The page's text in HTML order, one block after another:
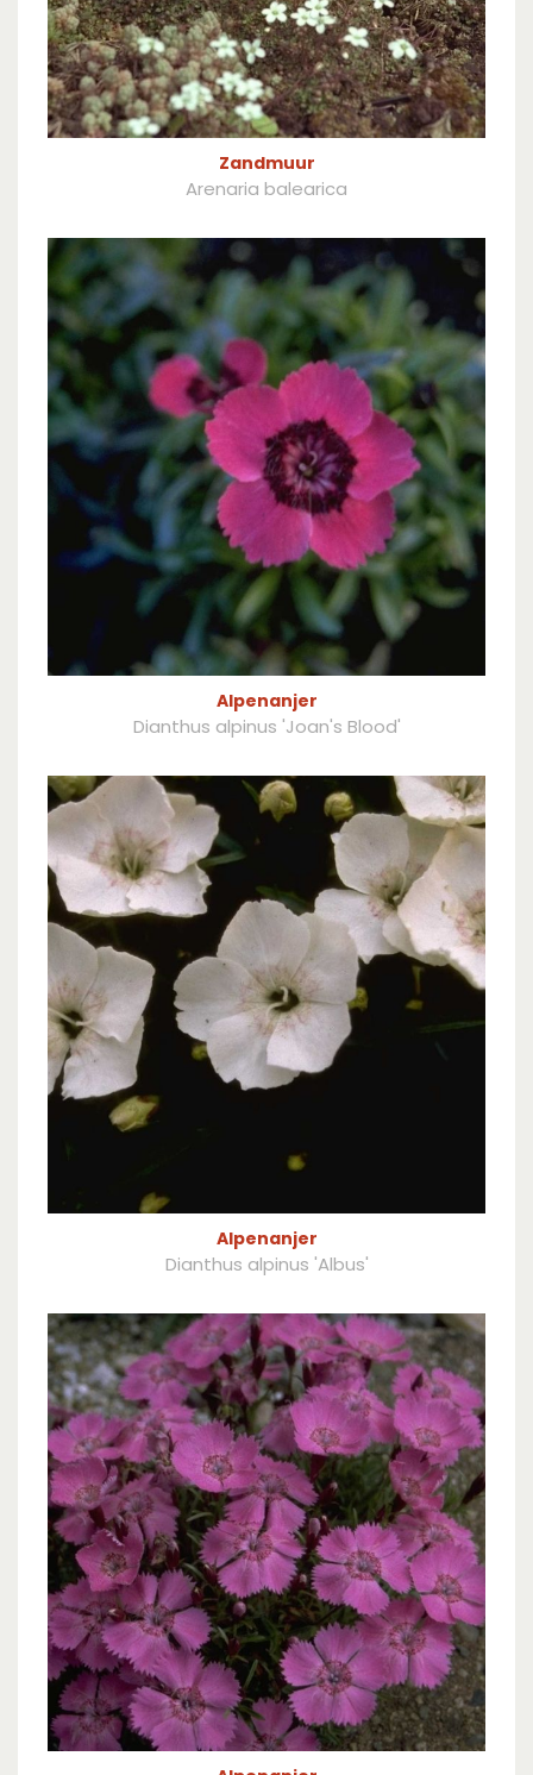
Zandmuur
Arenaria balearica
Alpenanjer
Dianthus alpinus 'Joan's Blood'
Alpenanjer
Dianthus alpinus 'Albus'